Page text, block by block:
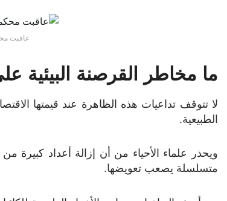
عاقبت
ما مخاطر القرصنة البيئية
لا تتوقف تداعيات هذه الظاهرة عند قيمتها
الطبيعية.
ويحذر علماء الأحياء من أن إزالة أعداد كبيرة
متسلسلة يصعب تعويضها.